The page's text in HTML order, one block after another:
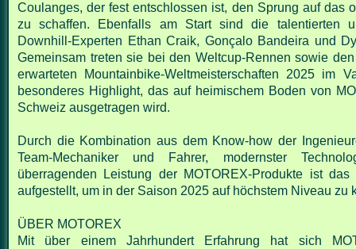
Coulanges, der fest entschlossen ist, den Sprung auf das
zu schaffen. Ebenfalls am Start sind die talentierten
Downhill-Experten Ethan Craik, Gonçalo Bandeira und
Gemeinsam treten sie bei den Weltcup-Rennen sowie
erwarteten Mountainbike-Weltmeisterschaften 2025 im
besonderes Highlight, das auf heimischem Boden von
Schweiz ausgetragen wird.
Durch die Kombination aus dem Know-how der
Team-Mechaniker und Fahrer, modernster
überragenden Leistung der MOTOREX-Produkte ist das
aufgestellt, um in der Saison 2025 auf höchstem Niveau zu
ÜBER MOTOREX
Mit über einem Jahrhundert Erfahrung hat sich